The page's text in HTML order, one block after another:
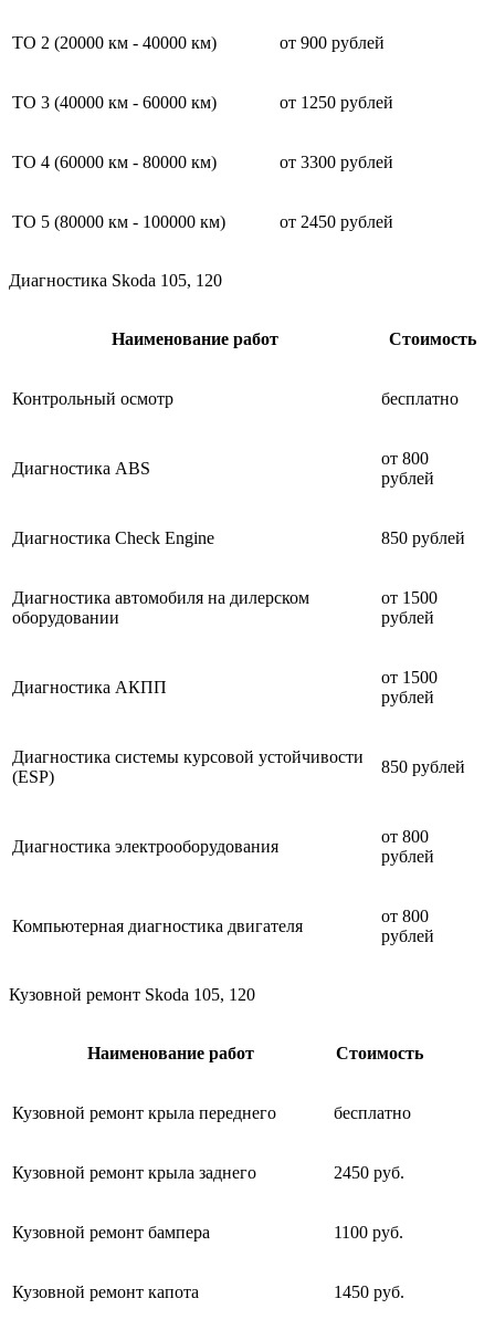
ТО 2 (20000 км - 40000 км) от 900 рублей
ТО 3 (40000 км - 60000 км) от 1250 рублей
ТО 4 (60000 км - 80000 км) от 3300 рублей
ТО 5 (80000 км - 100000 км) от 2450 рублей
Диагностика Skoda 105, 120
Наименование работ Стоимость
Контрольный осмотр бесплатно
Диагностика ABS
от 800
рублей
Диагностика Check Engine 850 рублей
Диагностика автомобиля на дилерском
оборудовании
от 1500
рублей
Диагностика АКПП
от 1500
рублей
Диагностика системы курсовой устойчивости
(ESP)
850 рублей
Диагностика электрооборудования
от 800
рублей
Компьютерная диагностика двигателя
от 800
рублей
Кузовной ремонт Skoda 105, 120
Наименование работ Стоимость
Кузовной ремонт крыла переднего бесплатно
Кузовной ремонт крыла заднего 2450 руб.
Кузовной ремонт бампера 1100 руб.
Кузовной ремонт капота 1450 руб.